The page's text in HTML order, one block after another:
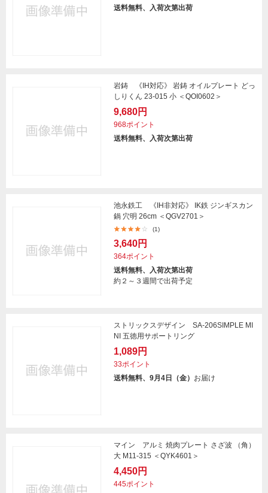
送料無料、入荷次第出荷
岩鋳 《IH対応》 岩鋳 オイルプレート どっ
しりくん 23-015 小 ＜QOI0602＞
9,680円
968ポイント
送料無料、入荷次第出荷
池永鉄工 《IH非対応》 IK鉄 ジンギスカン
鍋 穴明 26cm ＜QGV2701＞
(1)
3,640円
364ポイント
送料無料、入荷次第出荷
約２～３週間で出荷予定
ストリックスデザイン SA-206SIMPLE MI
NI 五徳用サポートリング
1,089円
33ポイント
送料無料、9月4日（金） お届け
マイン アルミ 焼肉プレート さざ波 （角）
大 M11-315 ＜QYK4601＞
4,450円
445ポイント